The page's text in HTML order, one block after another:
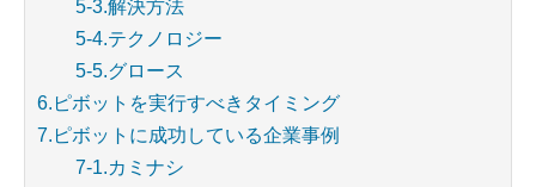
5-3.解決方法
5-4.テクノロジー
5-5.グロース
6.ピボットを実行すべきタイミング
7.ピボットに成功している企業事例
7-1.カミナシ